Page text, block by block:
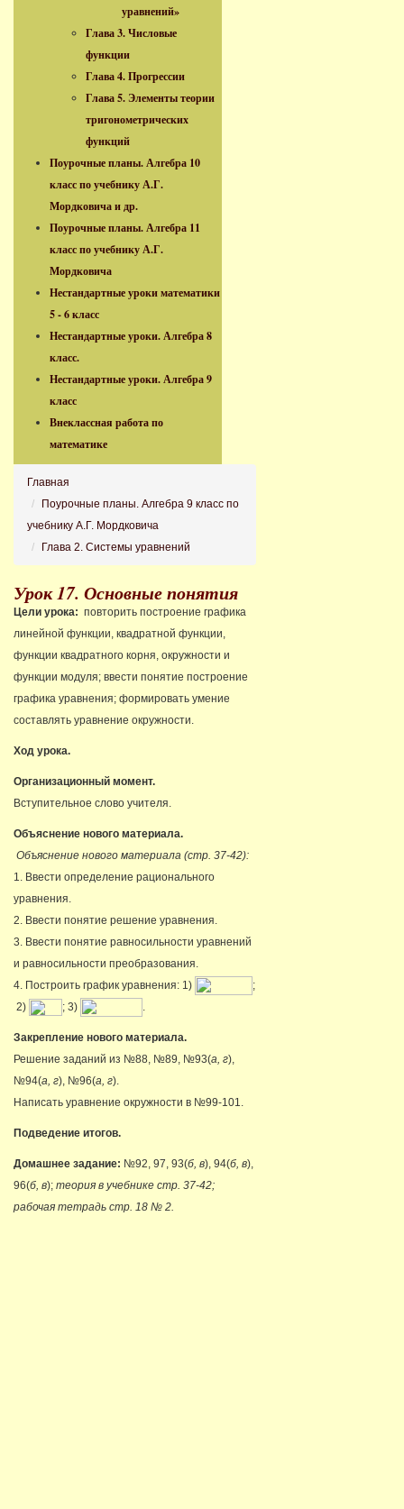
уравнений»
Глава 3. Числовые
функции
Глава 4. Прогрессии
Глава 5. Элементы теории
тригонометрических
функций
Поурочные планы. Алгебра 10
класс по учебнику А.Г.
Мордковича и др.
Поурочные планы. Алгебра 11
класс по учебнику А.Г.
Мордковича
Нестандартные уроки математики
5 - 6 класс
Нестандартные уроки. Алгебра 8
класс.
Нестандартные уроки. Алгебра 9
класс
Внеклассная работа по
математике
Главная
Поурочные планы. Алгебра 9 класс по
учебнику А.Г. Мордковича
Глава 2. Системы уравнений
Урок 17. Основные понятия
Цели урока: повторить построение графика
линейной функции, квадратной функции,
функции квадратного корня, окружности и
функции модуля; ввести понятие построение
графика уравнения; формировать умение
составлять уравнение окружности.
Ход урока.
Организационный момент.
Вступительное слово учителя.
Объяснение нового материала.
Объяснение нового материала (стр. 37-42):
1. Ввести определение рационального
уравнения.
2. Ввести понятие решение уравнения.
3. Ввести понятие равносильности уравнений
и равносильности преобразования.
4. Построить график уравнения: 1)
;
2)
; 3) .
Закрепление нового материала.
Решение заданий из №88, №89, №93(а, г),
№94(а, г), №96(а, г).
Написать уравнение окружности в №99-101.
Подведение итогов.
Домашнее задание: №92, 97, 93(б, в), 94(б, в),
96(б, в); теория в учебнике стр. 37-42;
рабочая тетрадь стр. 18 № 2.